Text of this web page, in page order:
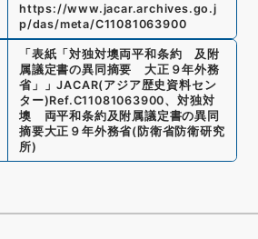
https://www.jacar.archives.go.j
p/das/meta/C11081063900
「 表紙「対独対墺両平和条約 及附
属議定書の異同摘要 大正９年外務
省」
」JACAR(アジア歴史資料セン
ター)Ref.C11081063900、対独対
墺 両平和条約及附属議定書の異同
摘要大正９年外務省( 防衛省防衛研究
所)